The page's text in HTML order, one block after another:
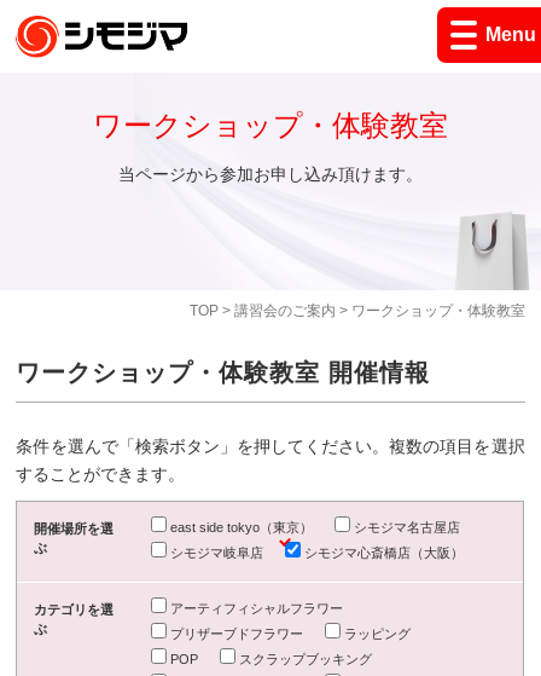
Menu
TOP> 講習会のご案内 > ワークショップ・体験教室
ワークショップ・体験教室
当ページから参加お申し込み頂けます。
ワークショップ・体験教室 開催情報
条件を選んで「検索ボタン」を押してください。複数の項目を選択
することができます。
開催場所を選
ぶ
east side tokyo（東京）
シモジマ名古屋店
シモジマ岐阜店
シモジマ心斎橋店（大阪）
カテゴリを選
ぶ
アーティフィシャルフラワー
プリザーブドフラワー
ラッピング
POP
スクラップブッキング